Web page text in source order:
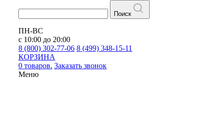
Поиск
ПН-ВС
с 10:00 до 20:00
8 (800) 302-77-06 8 (499) 348-15-11
КОРЗИНА
0 товаров. Заказать звонок
Меню